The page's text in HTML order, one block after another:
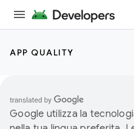
APP QUALITY
Google utilizza la